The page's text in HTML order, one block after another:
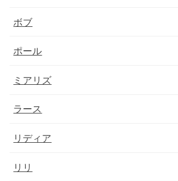
ボブ
ポール
ミアリズ
ラース
リディア
リリ